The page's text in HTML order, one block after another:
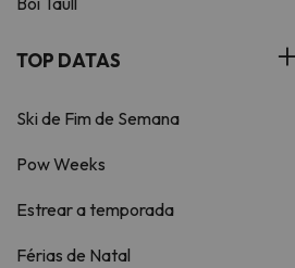
TOP DATAS
Ski de Fim de Semana
Pow Weeks
Estrear a temporada
Férias de Natal